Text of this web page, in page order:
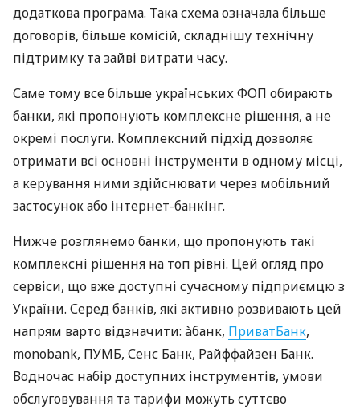
додаткова програма. Така схема означала більше
договорів, більше комісій, складнішу технічну
підтримку та зайві витрати часу.
Саме тому все більше українських ФОП обирають
банки, які пропонують комплексне рішення, а не
окремі послуги. Комплексний підхід дозволяє
отримати всі основні інструменти в одному місці,
а керування ними здійснювати через мобільний
застосунок або інтернет-банкінг.
Нижче розглянемо банки, що пропонують такі
комплексні рішення на топ рівні. Цей огляд про
сервіси, що вже доступні сучасному підприємцю з
України. Серед банків, які активно розвивають цей
напрям варто відзначити: àбанк, ПриватБанк,
monobank, ПУМБ, Сенс Банк, Райффайзен Банк.
Водночас набір доступних інструментів, умови
обслуговування та тарифи можуть суттєво